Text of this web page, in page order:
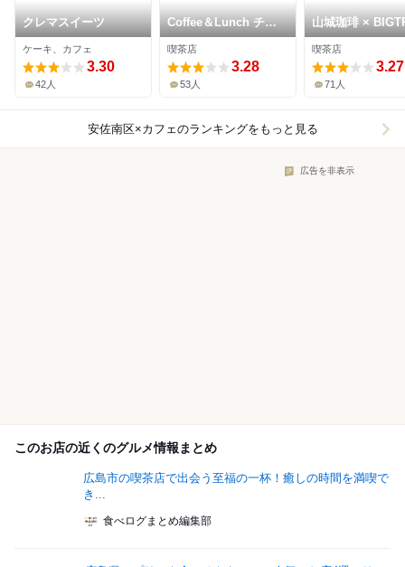
クレマスイーツ
ケーキ、カフェ
3.30
42人
Coffee＆Lunch チャ
ム
喫茶店
3.28
53人
山城珈琲 ×
BURGER SHAKE
喫茶店
3.27
71人
安佐南区×カフェのランキングをもっと見る
広告を非表示
このお店の近くのグルメ情報まとめ
広島市の喫茶店で出会う至福の一杯！癒しの時間を満喫で
き...
食べログまとめ編集部